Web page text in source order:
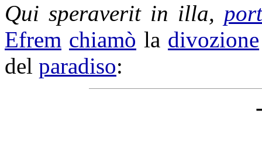
Quisperaveritin illa,
Efrem chiamò la divozione
del paradiso: